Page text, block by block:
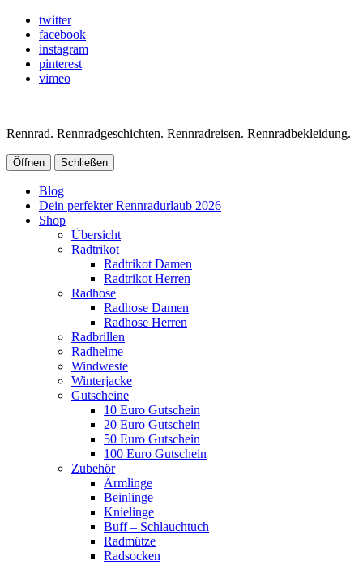
twitter
facebook
instagram
pinterest
vimeo
Rennrad. Rennradgeschichten. Rennradreisen. Rennradbekleidung.
Öffnen Schließen
Blog
Dein perfekter Rennradurlaub 2026
Shop
Übersicht
Radtrikot
Radtrikot Damen
Radtrikot Herren
Radhose
Radhose Damen
Radhose Herren
Radbrillen
Radhelme
Windweste
Winterjacke
Gutscheine
10 Euro Gutschein
20 Euro Gutschein
50 Euro Gutschein
100 Euro Gutschein
Zubehör
Ärmlinge
Beinlinge
Knielinge
Buff – Schlauchtuch
Radmütze
Radsocken